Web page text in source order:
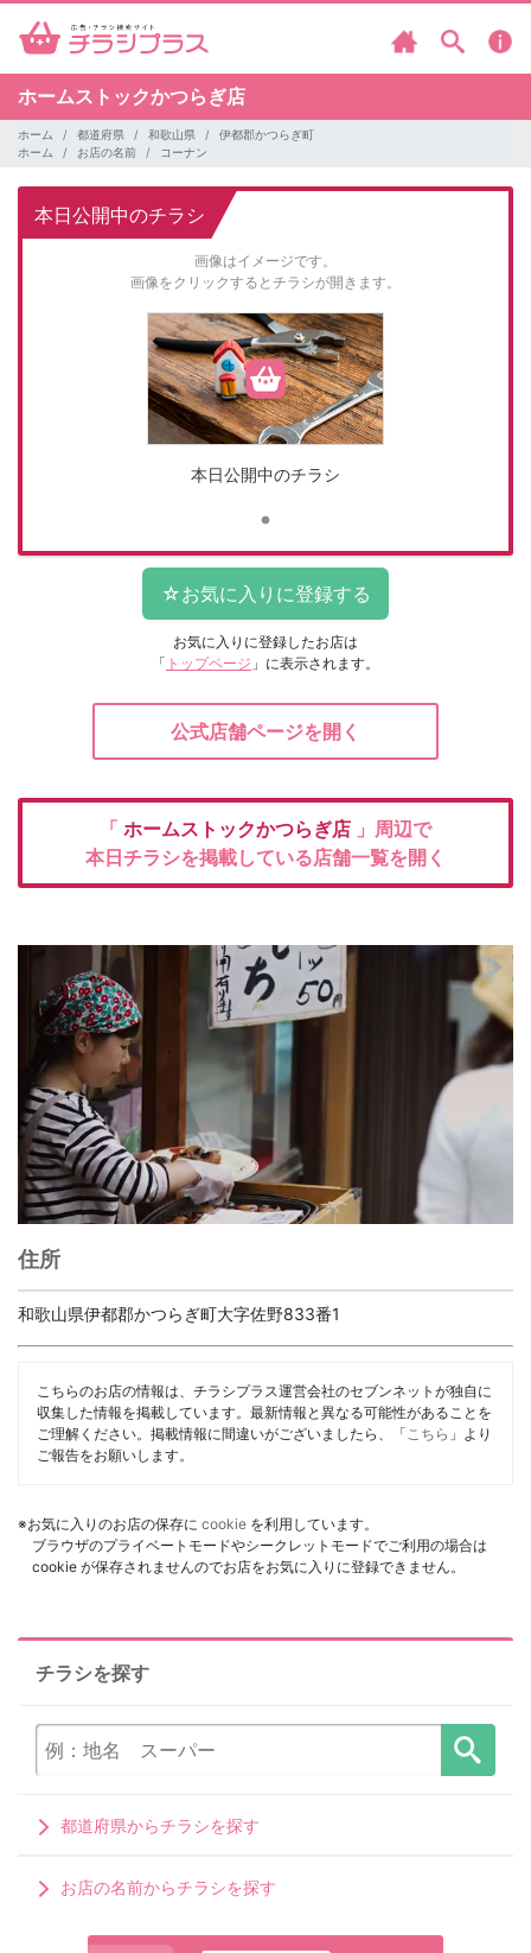
ホームストックかつらぎ店
ホーム 都道府県 和歌山県
伊都郡かつらぎ町
ホーム
お店の名前 コーナン
本日公開中のチラシ
画像はイメージです。
画像をクリックするとチラシが開きます。
本日公開中のチラシ
お気に入りに登録したお店は
「 トップページ 」に表示されます。
公式店舗ページを開く
「 ホームストックかつらぎ店 」周辺で
本日チラシを掲載している店舗一覧を開く
住所
和歌山県伊都郡かつらぎ町大字佐野833番1
こちらのお店の情報は、チラシプラス運営会社のセブンネットが独自に
収集した情報を掲載しています。最新情報と異なる可能性があることを
ご理解ください。掲載情報に間違いがございましたら、「 こちら 」より
ご報告をお願いします。
※お気に入りのお店の保存に cookie を利用しています。
ブラウザのプライベートモードやシークレットモードでご利用の場合は
cookie が保存されませんのでお店をお気に入りに登録できません。
チラシを探す
都道府県からチラシを探す
お店の名前からチラシを探す